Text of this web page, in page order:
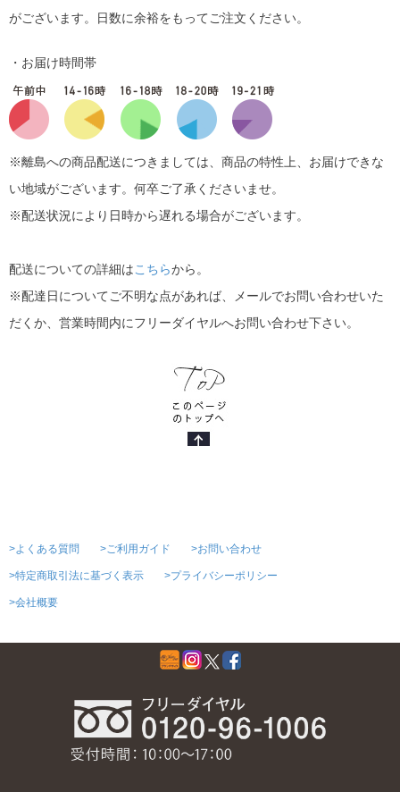
がございます。日数に余裕をもってご注文ください。
・お届け時間帯
※離島への商品配送につきましては、商品の特性上、お届けできな
い地域がございます。何卒ご了承くださいませ。
※配送状況により日時から遅れる場合がございます。
配送についての詳細はこちらから。
※配達日についてご不明な点があれば、メールでお問い合わせいた
だくか、営業時間内にフリーダイヤルへお問い合わせ下さい。
>よくある質問 >ご利用ガイド >お問い合わせ
>特定商取引法に基づく表示 >プライバシーポリシー
>会社概要